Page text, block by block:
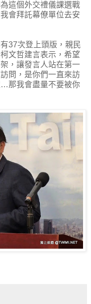
這個外交禮儀課選戰
會拜託幕僚單位去安
37次登上頭版，親民
文哲建言表示，希望
，讓發言人站在第一
問，是你們一直來訪
那我會盡量不要被你